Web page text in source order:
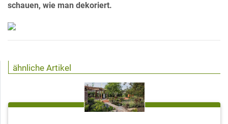
schauen, wie man dekoriert.
ähnliche Artikel